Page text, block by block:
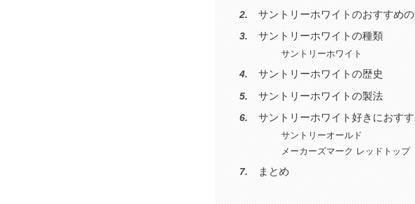
サントリーホワイトのおすすめ
サントリーホワイトの種類
サントリーホワイト
サントリーホワイトの歴史
サントリーホワイトの製法
サントリーホワイト好きにおす
サントリーオールド
メーカーズマーク レッドトップ
まとめ